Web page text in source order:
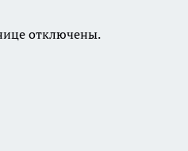
отключены.